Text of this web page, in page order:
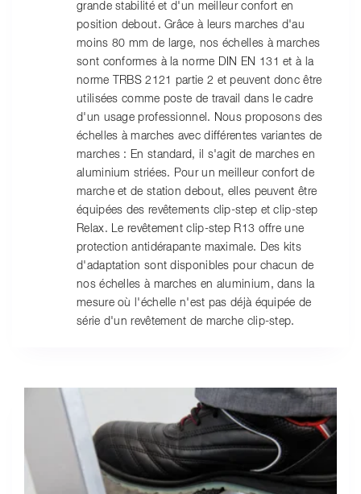
grande stabilité et d'un meilleur confort en
position debout. Grâce à leurs marches d'au
moins 80 mm de large, nos échelles à marches
sont conformes à la norme DIN EN 131 et à la
norme TRBS 2121 partie 2 et peuvent donc être
utilisées comme poste de travail dans le cadre
d'un usage professionnel. Nous proposons des
échelles à marches avec différentes variantes de
marches : En standard, il s'agit de marches en
aluminium striées. Pour un meilleur confort de
marche et de station debout, elles peuvent être
équipées des revêtements clip-step et clip-step
Relax. Le revêtement clip-step R13 offre une
protection antidérapante maximale. Des kits
d'adaptation sont disponibles pour chacun de
nos échelles à marches en aluminium, dans la
mesure où l'échelle n'est pas déjà équipée de
série d'un revêtement de marche clip-step.